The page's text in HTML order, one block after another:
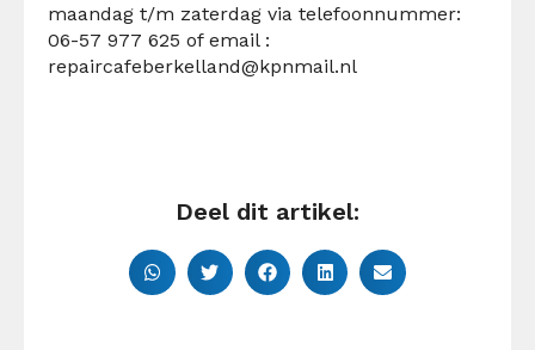
maandag t/m zaterdag via telefoonnummer:
06-57 977 625 of email :
repaircafeberkelland@kpnmail.nl
Deel dit artikel: